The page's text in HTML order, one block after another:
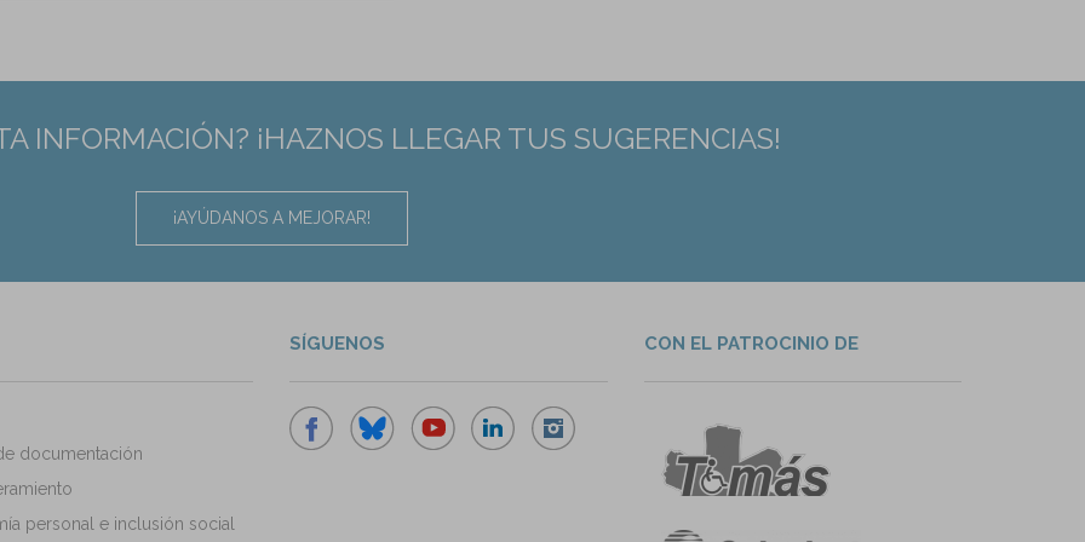
INFORMACIÓN? ¡HAZNOS LLEGAR TUS SUGERENCIAS!
¡AYÚDANOS A MEJORAR!
documentación
personal e inclusión social
SÍGUENOS CON EL PATROCINIO DE